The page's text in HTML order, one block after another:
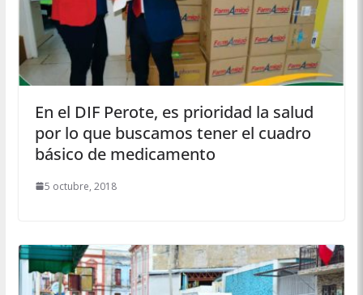
En el DIF Perote, es prioridad la salud
por lo que buscamos tener el cuadro
básico de medicamento
5 octubre, 2018